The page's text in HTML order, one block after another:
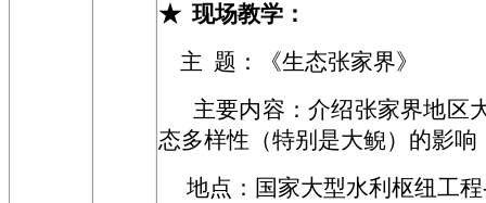
★ 现场教学 ：
主 题： 《生态张家界》
主要内容：介绍张家界地区
态多样性（特别是大鲵）的影响
地点：国家大型水利枢纽工